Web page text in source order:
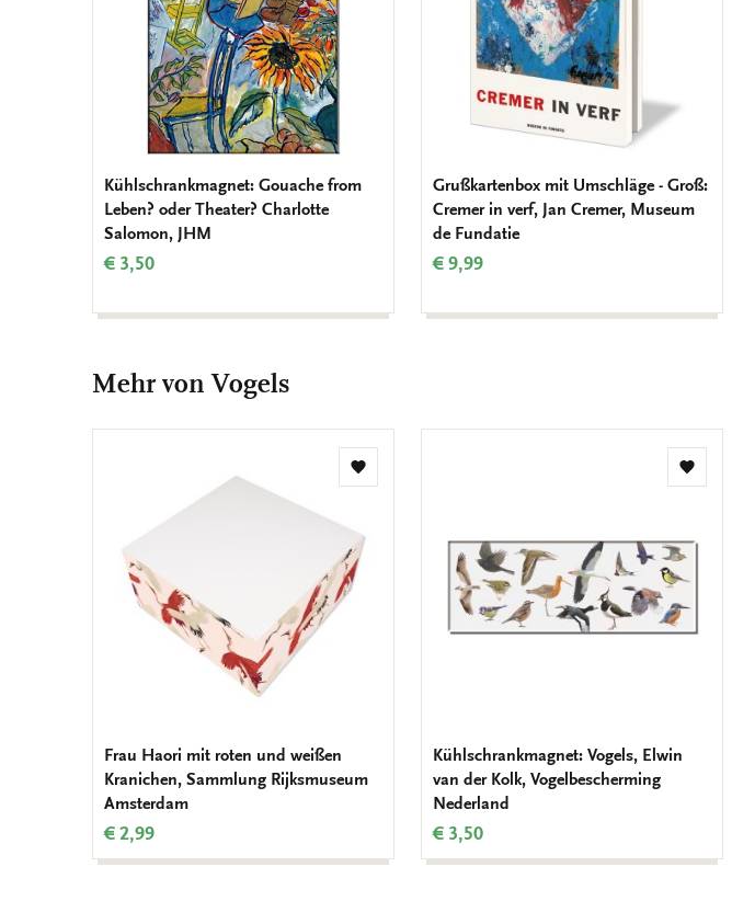
Kühlschrankmagnet: Gouache from
Leben? oder Theater? Charlotte
Salomon, JHM
€ 3,50
Grußkartenbox mit Umschläge - Groß:
Cremer in verf, Jan Cremer, Museum
de Fundatie
€ 9,99
Mehr von Vogels
Zur
Frau Haori mit roten und weißen
Kranichen, Sammlung Rijksmuseum
Amsterdam
€ 2,99
Zur
Kühlschrankmagnet: Vogels, Elwin
van der Kolk, Vogelbescherming
Nederland
€ 3,50